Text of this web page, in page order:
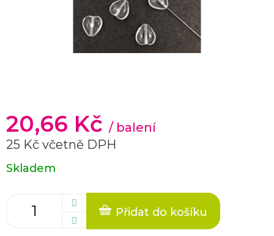
20,66 Kč / balení
25 Kč včetně DPH
Měrná
cena:
Skladem
Přidat do košíku